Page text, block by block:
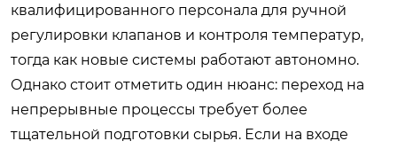
квалифицированного персонала для ручной
регулировки клапанов и контроля температур,
тогда как новые системы работают автономно.
Однако стоит отметить один нюанс: переход на
непрерывные процессы требует более
тщательной подготовки сырья. Если на входе